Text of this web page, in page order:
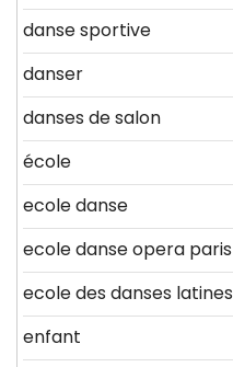
danse sportive
danser
danses de salon
école
ecole danse
ecole danse opera paris
ecole des danses latines
enfant